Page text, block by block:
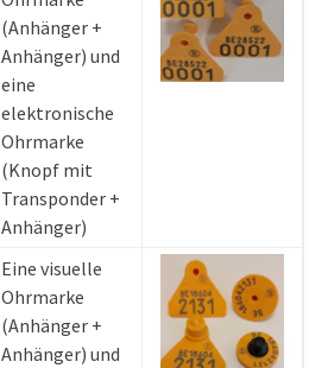
(Anhänger +
Anhänger) und
eine
elektronische
Ohrmarke
(Knopf mit
Transponder +
Anhänger)
Eine visuelle
Ohrmarke
(Anhänger +
Anhänger) und